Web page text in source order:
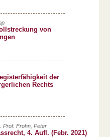
von
der
Rechts
Prof. Frohn, Peter
4. Aufl. (Febr. 2021)